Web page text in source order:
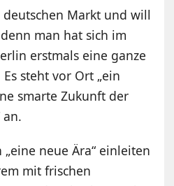
Markt und will
man hat sich im
erstmals eine ganze
steht vor Ort „ein
smarte Zukunft der
neue Ära“ einleiten
mit frischen